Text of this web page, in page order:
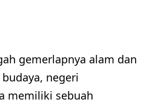
gemerlapnya alam dan
negeri
memiliki sebuah